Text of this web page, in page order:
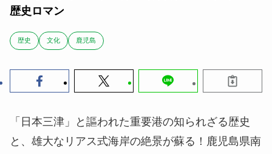
歴史ロマン
歴史 文化 鹿児島
「日本三津」と謳われた重要港の知られざる歴史
と、雄大なリアス式海岸の絶景が蘇る！鹿児島県南